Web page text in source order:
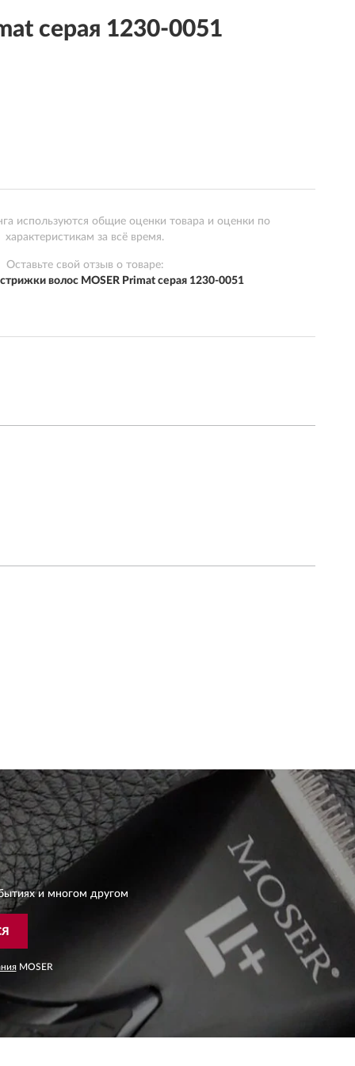
серая 1230-0051
используются общие оценки товара и оценки по
характеристикам за всё время.
Оставьте свой отзыв о товаре:
волос MOSER Primat серая 1230-0051
и многом другом
MOSER